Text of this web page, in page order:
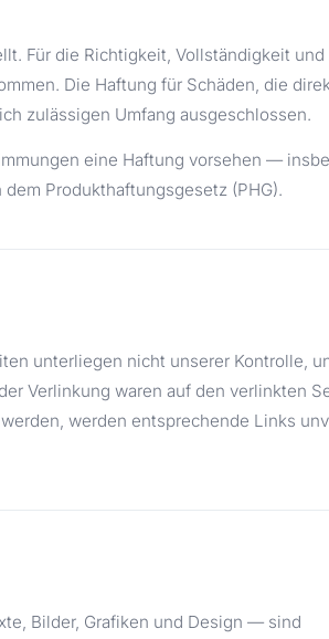
Für die Richtigkeit, Vollständigkeit und
Die Haftung für Schäden, die
zulässigen Umfang ausgeschlossen.
eine Haftung vorsehen —
Produkthaftungsgesetz (PHG).
unterliegen nicht unserer Kontrolle,
Verlinkung waren auf den verlinkten
werden entsprechende Links
Bilder, Grafiken und Design — sind